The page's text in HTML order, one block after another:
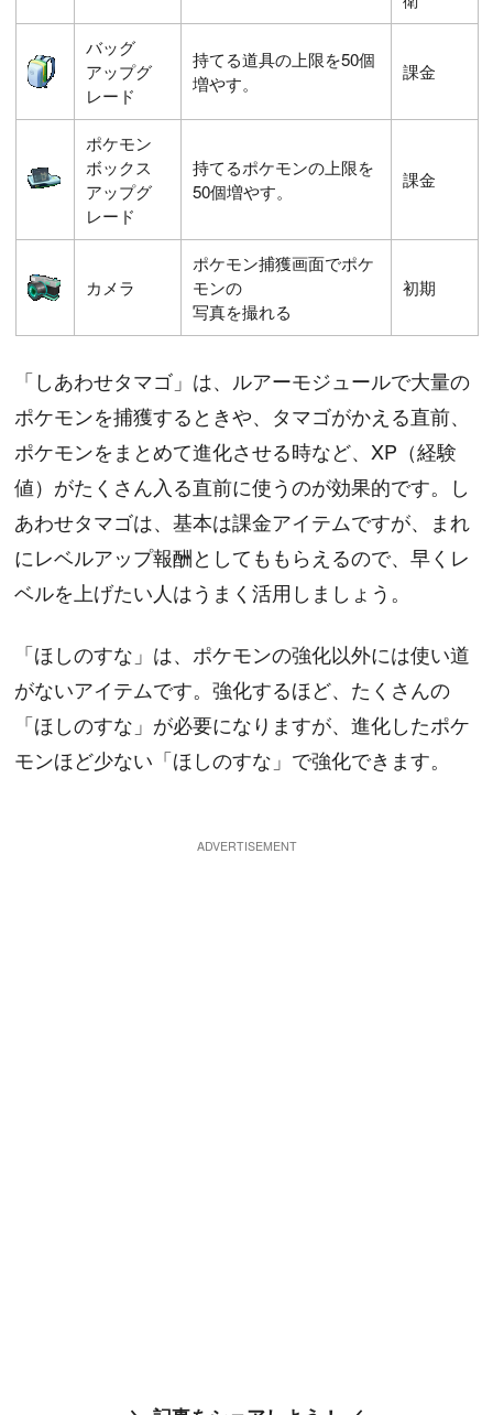
バッグ
アップグ
レード
持てる道具の上限を50個
増やす。
課金
ポケモン
ボックス
アップグ
レード
持てるポケモンの上限を
50個増やす。
課金
カメラ
ポケモン捕獲画面でポケ
モンの
写真を撮れる
初期
「しあわせタマゴ」は、ルアーモジュールで大量の
ポケモンを捕獲するときや、タマゴがかえる直前、
ポケモンをまとめて進化させる時など、XP（経験
値）がたくさん入る直前に使うのが効果的です。し
あわせタマゴは、基本は課金アイテムですが、まれ
にレベルアップ報酬としてももらえるので、早くレ
ベルを上げたい人はうまく活用しましょう。
「ほしのすな」は、ポケモンの強化以外には使い道
がないアイテムです。強化するほど、たくさんの
「ほしのすな」が必要になりますが、進化したポケ
モンほど少ない「ほしのすな」で強化できます。